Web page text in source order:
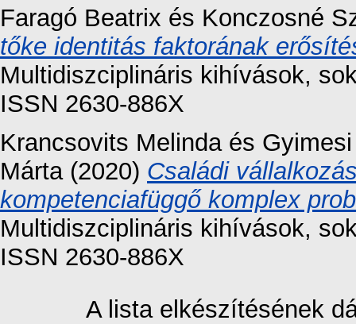
Faragó Beatrix és Konczosné
tőke identitás faktorának
Multidiszciplináris kihívások,
ISSN 2630-886X
Krancsovits Melindaés
Márta(2020) Családi
kompetenciafüggő komplex
Multidiszciplináris kihívások,
ISSN 2630-886X
A lista elkészítésének